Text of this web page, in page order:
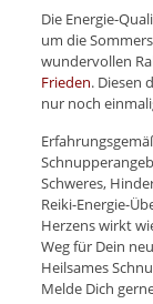
Die Energie-
um die
wundervollen
Frieden. Diesen
nur noch
Schweres,
Reiki-Energie-
Herzens wirkt
Weg für Dein
Heilsames
Melde Dich